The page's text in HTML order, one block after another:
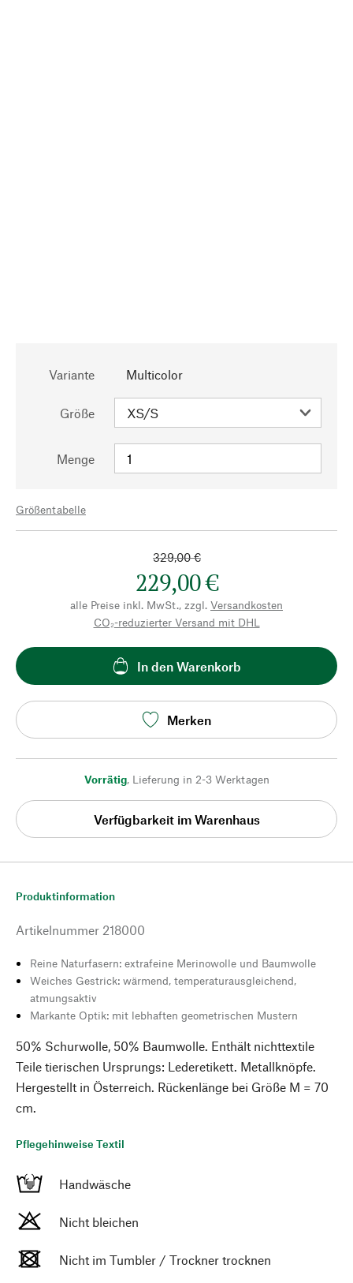
Variante Multicolor
Größe
Menge
Größentabelle
329,00 €
229,00 €
alle Preise inkl. MwSt., zzgl. Versandkosten
CO₂-reduzierter Versand mit DHL
In den Warenkorb
Merken
Vorrätig, Lieferung in 2-3 Werktagen
Verfügbarkeit im Warenhaus
Produktinformation
Artikelnummer 218000
Reine Naturfasern: extrafeine Merinowolle und Baumwolle
Weiches Gestrick: wärmend, temperaturausgleichend,
atmungsaktiv
Markante Optik: mit lebhaften geometrischen Mustern
50% Schurwolle, 50% Baumwolle. Enthält nichttextile
Teile tierischen Ursprungs: Lederetikett. Metallknöpfe.
Hergestellt in Österreich. Rückenlänge bei Größe M = 70
cm.
Pflegehinweise Textil
Handwäsche
Nicht bleichen
Nicht im Tumbler / Trockner trocknen